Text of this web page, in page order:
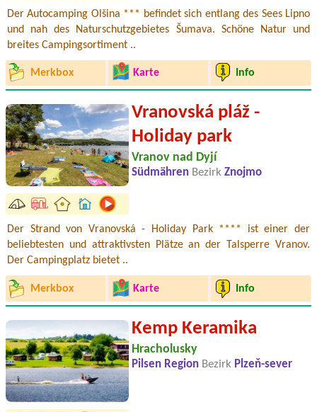
Der Autocamping Olšina *** befindet sich entlang des Sees Lipno
und nah des Naturschutzgebietes Šumava. Schöne Natur und
breites Campingsortiment ..
Merkbox Karte Info
Vranovská pláž -
Holiday park
Vranov nad Dyjí
Südmähren Bezirk Znojmo
Der Strand von Vranovská - Holiday Park **** ist einer der
beliebtesten und attraktivsten Plätze an der Talsperre Vranov.
Der Campingplatz bietet ..
Merkbox Karte Info
Kemp Keramika
Hracholusky
Pilsen Region Bezirk Plzeň-sever